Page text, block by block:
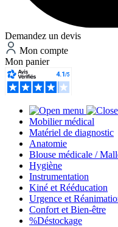
Demandez un devis
Mon compte
Mon panier
Mobilier médical
Matériel de diagnostic
Anatomie
Blouse médicale /
Hygiène
Instrumentation
Kiné et Rééducation
Urgence et
Confort et Bien-être
%Déstockage